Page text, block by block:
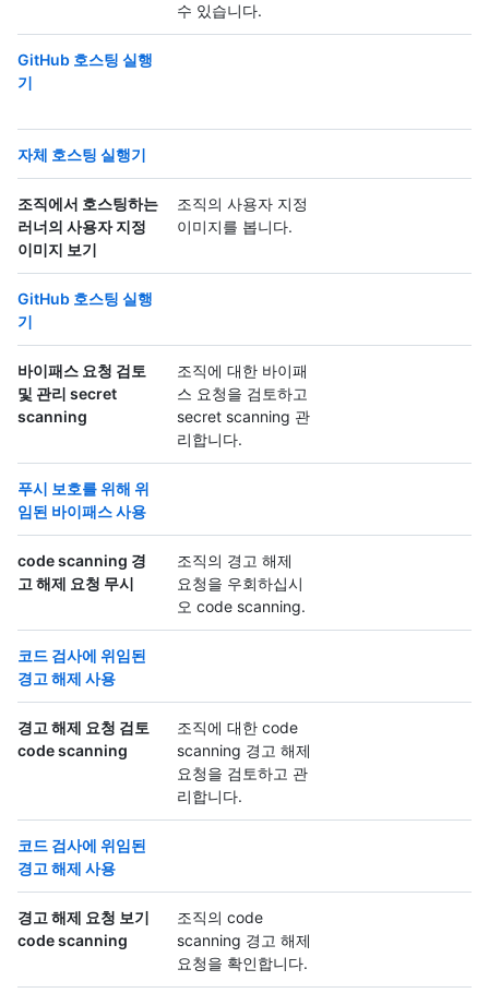
수 있습니다.
GitHub 호스팅 실행
기
자체 호스팅 실행기
조직에서 호스팅하는
러너의 사용자 지정
이미지 보기
조직의 사용자 지정
이미지를 봅니다.
GitHub 호스팅 실행
기
바이패스 요청 검토
및 관리 secret
scanning
조직에 대한 바이패
스 요청을 검토하고
secret scanning 관
리합니다.
푸시 보호를 위해 위
임된 바이패스 사용
code scanning 경
고 해제 요청 무시
조직의 경고 해제
요청을 우회하십시
오 code scanning.
코드 검사에 위임된
경고 해제 사용
경고 해제 요청 검토
code scanning
조직에 대한 code
scanning 경고 해제
요청을 검토하고 관
리합니다.
코드 검사에 위임된
경고 해제 사용
경고 해제 요청 보기
code scanning
조직의 code
scanning 경고 해제
요청을 확인합니다.